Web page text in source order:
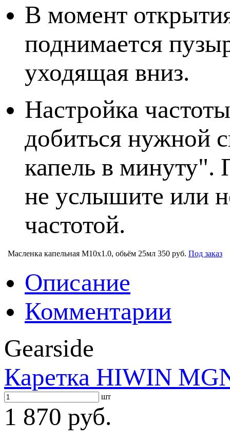
В момент
поднимается
уходящая вниз.
Настройка
добиться нужной
капель в минуту".
не услышите или
частотой.
Масленка капельная M10x1.0, обьём 25мл 350 руб. Под заказ
Описание
Комментарии
Gearside
Каретка HIWIN
шт
1 870 руб.